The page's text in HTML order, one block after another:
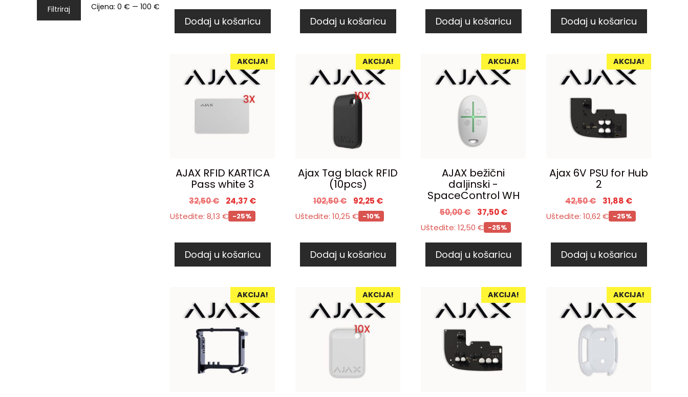
Dodaj u košaricu Dodaj u košaricu Dodaj u košaricu Dodaj u košaricu
AKCIJA!
AJAX RFID KARTICA
Pass white 3
32,50€ 24,37 €
Uštedite: 8,13 € -25%
Dodaj u košaricu
AKCIJA!
Ajax Tag black RFID
(10pcs)
102,50€ 92,25 €
Uštedite: 10,25 € -10%
Dodaj u košaricu
AKCIJA!
AJAX bežični
daljinski -
SpaceControl WH
50,00€ 37,50€
Uštedite: 12,50 € -25%
Dodaj u košaricu
AKCIJA!
Ajax 6V PSU for Hub
2
42,50€ 31,88 €
Uštedite: 10,62€ -25%
Dodaj u košaricu
AKCIJA! AKCIJA! AKCIJA! AKCIJA!
Filtriraj Cijena: 0 € — 100 €